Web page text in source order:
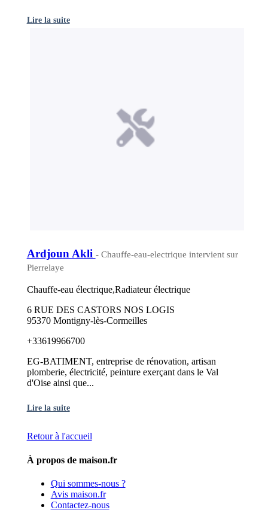
Lire la suite
Ardjoun Akli - Chauffe-eau-electrique intervient sur
Pierrelaye
Chauffe-eau électrique,Radiateur électrique
6 RUE DES CASTORS NOS LOGIS
95370 Montigny-lès-Cormeilles
+33619966700
EG-BATIMENT, entreprise de rénovation, artisan
plomberie, électricité, peinture exerçant dans le Val
d'Oise ainsi que...
Lire la suite
Retour à l'accueil
À propos de maison.fr
Qui sommes-nous ?
Avis maison.fr
Contactez-nous